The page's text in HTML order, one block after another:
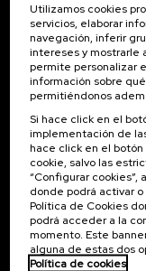
Inscríbete para ser el
novedades de UIK.
Suscribirse
Contacto
Palacio Miramar
Paseo de Miraconcha, 48
20007 Donostia / San
Gipuzkoa, Spain
Contacta con nosotros
Utilizamos cookies
servicios, elaborar
navegación, inferir
intereses y mostrarle
permite personalizar
información sobre
permitiéndonos
Si hace click en el
implementación de
hace click en el botón
cookie, salvo las
“Configurar
donde podrá activar
Política de Cookies
podrá acceder a la
momento. Este
alguna de estas dos
Política de cookies